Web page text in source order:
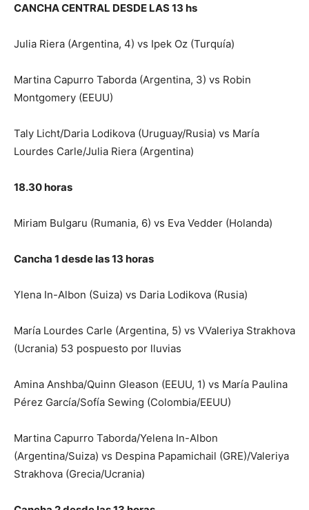
CANCHA CENTRAL DESDE LAS 13 hs
Julia Riera (Argentina, 4) vs Ipek Oz (Turquía)
Martina Capurro Taborda (Argentina, 3) vs Robin
Montgomery (EEUU)
Taly Licht/Daria Lodikova (Uruguay/Rusia) vs María
Lourdes Carle/Julia Riera (Argentina)
18.30 horas
Miriam Bulgaru (Rumania, 6) vs Eva Vedder (Holanda)
Cancha 1 desde las 13 horas
Ylena In-Albon (Suiza) vs Daria Lodikova (Rusia)
María Lourdes Carle (Argentina, 5) vs VValeriya Strakhova
(Ucrania) 53 pospuesto por lluvias
Amina Anshba/Quinn Gleason (EEUU, 1) vs María Paulina
Pérez García/Sofía Sewing (Colombia/EEUU)
Martina Capurro Taborda/Yelena In-Albon
(Argentina/Suiza) vs Despina Papamichail (GRE)/Valeriya
Strakhova (Grecia/Ucrania)